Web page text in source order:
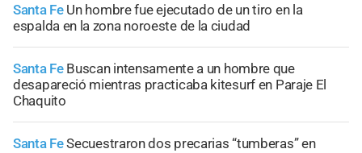
Santa Fe Un hombre fue ejecutado de un tiro en la
espalda en la zona noroeste de la ciudad
Santa Fe Buscan intensamente a un hombre que
desapareció mientras practicaba kitesurf en Paraje El
Chaquito
Santa FeSecuestraron dos precarias “tumberas” en